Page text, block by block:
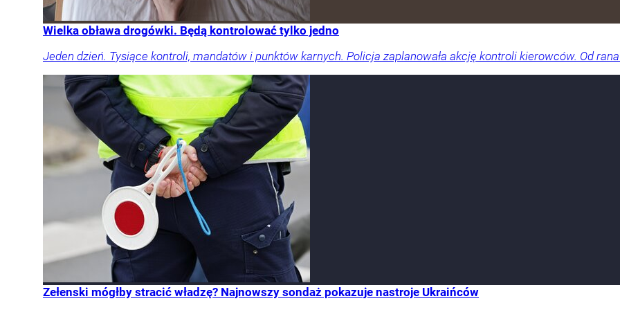
Wielka obława drogówki. Będą kontrolować tylko jedno
Jeden dzień. Tysiące kontroli, mandatów i punktów karnych. Policja zaplanowała akcję kontroli kierowców. Od
Zełenski mógłby stracić władzę? Najnowszy sondaż pokazuje nastroje Ukraińców